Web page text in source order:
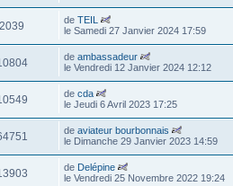
2039 deTEIL
le Samedi 27 Janvier 2024 17:59
deambassadeur
le Vendredi 12 Janvier 2024 12:12
decda
le Jeudi 6 Avril 2023 17:25
deaviateur bourbonnais
le Dimanche 29 Janvier 2023 14:59
de Delépine
le Vendredi 25 Novembre 2022 19:24